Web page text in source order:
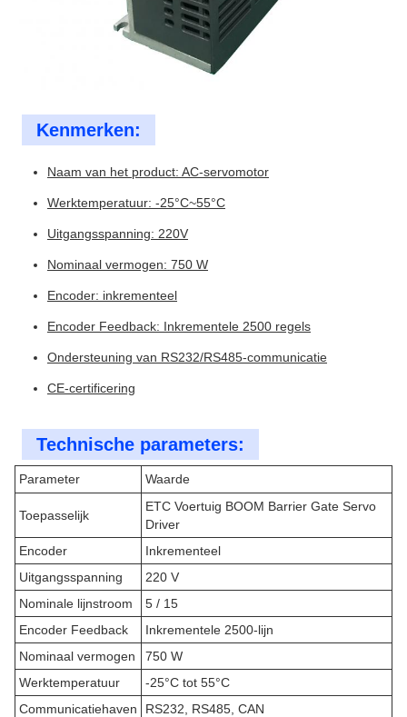
Kenmerken:
Naam van het product: AC-servomotor
Werktemperatuur: -25°C~55°C
Uitgangsspanning: 220V
Nominaal vermogen: 750 W
Encoder: inkrementeel
Encoder Feedback: Inkrementele 2500 regels
Ondersteuning van RS232/RS485-communicatie
CE-certificering
Technische parameters:
Parameter Waarde
Toepasselijk
ETC Voertuig BOOM Barrier Gate Servo
Driver
Encoder
Inkrementeel
Uitgangsspanning
220 V
Nominale lijnstroom
5 / 15
Encoder Feedback
Inkrementele 2500-lijn
Nominaal vermogen
750 W
Werktemperatuur
-25°C tot 55°C
Communicatiehaven
RS232, RS485, CAN